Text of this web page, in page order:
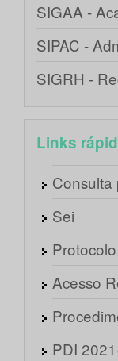
SIGAA -
SIPAC -
SIGRH -
Links
Consulta
Sei
Acesso
PDI